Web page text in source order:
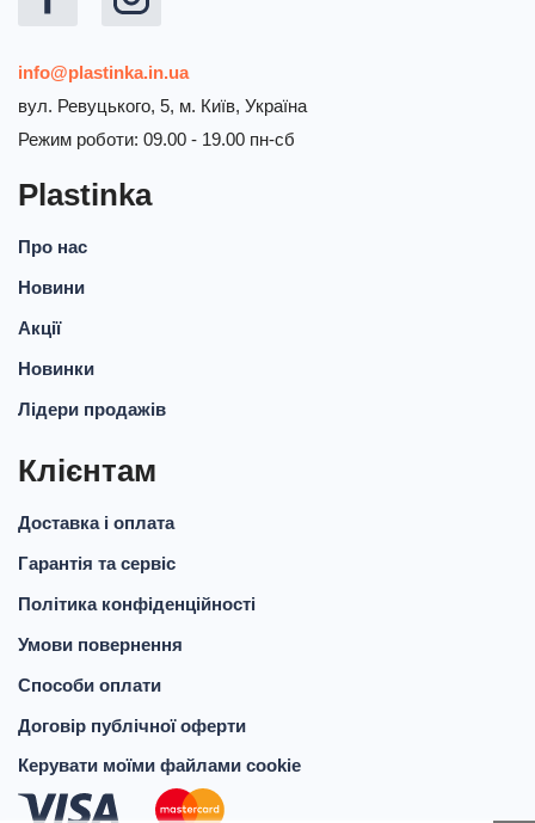
Plastinka
Про нас
Новини
Акції
Новинки
Лідери продажів
Клієнтам
Доставка і оплата
Гарантія та сервіс
Політика конфіденційності
Умови повернення
Способи оплати
Договір публічної оферти
Керувати моїми файлами cookie
info@plastinka.in.ua
вул. Ревуцького, 5, м. Київ, Україна
Режим роботи: 09.00 - 19.00 пн-сб